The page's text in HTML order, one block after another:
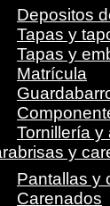
Depositos
Tapas y
Tapas y
Matrícula
Tornillería y
y
Pantallas y
Carenados